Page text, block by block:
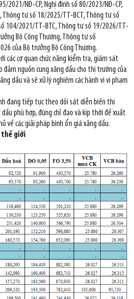
2021/NĐ-CP, Nghị định số 80/2023/NĐ-CP,
tư số 18/2025/TT-BCT, Thông tư số
104/2021/TT-BTC, Thông tư số 19/2026/TT-
Bộ Công Thương, Thông tư số
của Bộ trưởng Bộ Công Thương.
các cơ quan chức năng kiểm tra, giám sát
đảm nguồn cung xăng dầu cho thị trường của
dầu và sẽ xử lý nghiêm các hành vi vi phạm
đang tiếp tục theo dõi sát diễn biến thị
phù hợp, đúng chỉ đạo và kịp thời đề xuất
về các giải pháp bình ổn giá xăng dầu.
thế giới